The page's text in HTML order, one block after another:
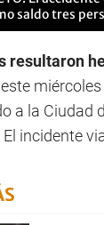
saldo tres
resultaron
a la Ciudad
El incidente